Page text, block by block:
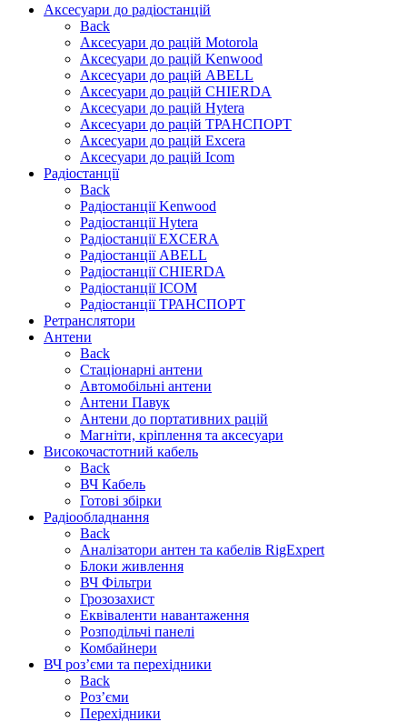
Аксесуари до радіостанцій
Back
Аксесуари до рацій Motorola
Аксесуари до рацій Kenwood
Аксесуари до рацій ABELL
Аксесуари до рацій CHIERDA
Аксесуари до рацій Hytera
Аксесуари до рацій ТРАНСПОРТ
Аксесуари до рацій Excera
Аксесуари до рацій Icom
Радіостанції
Back
Радіостанції Kenwood
Радіостанції Hytera
Радіостанції EXCERA
Радіостанції ABELL
Радіостанції CHIERDA
Радіостанції ICOM
Радіостанції ТРАНСПОРТ
Ретранслятори
Антени
Back
Стаціонарні антени
Автомобільні антени
Антени Павук
Антени до портативних рацій
Магніти, кріплення та аксесуари
Високочастотний кабель
Back
ВЧ Кабель
Готові збірки
Радіообладнання
Back
Аналізатори антен та кабелів RigExpert
Блоки живлення
ВЧ Фільтри
Грозозахист
Еквіваленти навантаження
Розподільчі панелі
Комбайнери
ВЧ роз’єми та перехідники
Back
Роз’єми
Перехідники